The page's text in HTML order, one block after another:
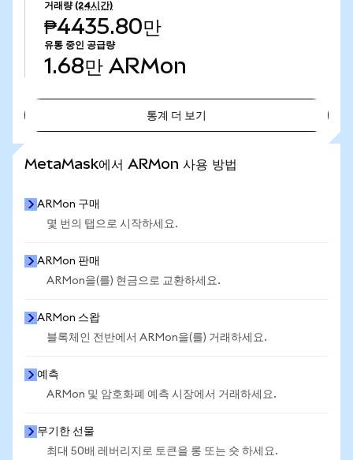
거래량 (24시간)
₱4435.80만
유통 중인 공급량
1.68만 ARMon
통계 더 보기
MetaMask에서 ARMon 사용 방법
ARMon 구매
몇 번의 탭으로 시작하세요.
ARMon 판매
ARMon을(를) 현금으로 교환하세요.
ARMon 스왑
블록체인 전반에서 ARMon을(를) 거래하세요.
예측
ARMon 및 암호화폐 예측 시장에서 거래하세요.
무기한 선물
최대 50배 레버리지로 토큰을 롱 또는 숏 하세요.